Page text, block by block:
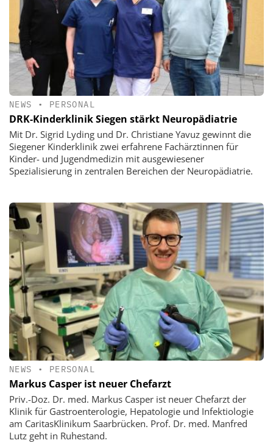
NEWS • PERSONAL
DRK-Kinderklinik Siegen stärkt Neuropädiatrie
Mit Dr. Sigrid Lyding und Dr. Christiane Yavuz gewinnt die
Siegener Kinderklinik zwei erfahrene Fachärztinnen für
Kinder- und Jugendmedizin mit ausgewiesener
Spezialisierung in zentralen Bereichen der Neuropädiatrie.
NEWS • PERSONAL
Markus Casper ist neuer Chefarzt
Priv.-Doz. Dr. med. Markus Casper ist neuer Chefarzt der
Klinik für Gastroenterologie, Hepatologie und Infektiologie
am CaritasKlinikum Saarbrücken. Prof. Dr. med. Manfred
Lutz geht in Ruhestand.